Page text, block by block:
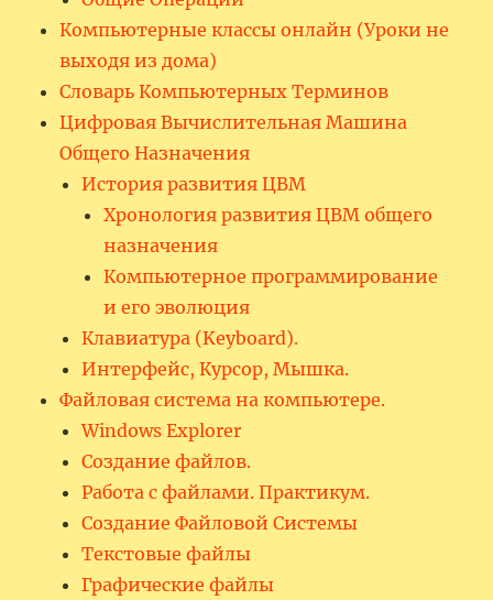
Компьютерные классы онлайн (Уроки не
выходя из дома)
Словарь Компьютерных Терминов
Цифровая Вычислительная Машина
Общего Назначения
История развития ЦВМ
Хронология развития ЦВМ общего
назначения
Компьютерное программирование
и его эволюция
Клавиатура (Keyboard).
Интерфейс, Курсор, Мышка.
Файловая система на компьютере.
Windows Explorer
Создание файлов.
Работа с файлами. Практикум.
Создание Файловой Системы
Текстовые файлы
Графические файлы